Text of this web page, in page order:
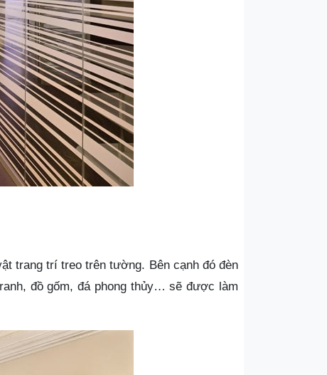
trang trí treo trên tường. Bên cạnh đó đèn
đồ gốm, đá phong thủy… sẽ được làm